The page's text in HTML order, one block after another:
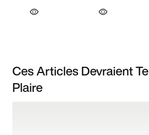
Ces Articles Devraient Te
Plaire